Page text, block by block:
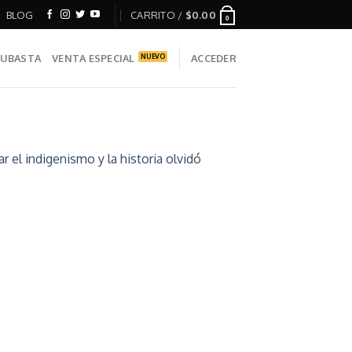
BLOG CARRITO / $0.00 0
VENTA ESPECIAL ACCEDER
el indigenismo y la historia olvidó